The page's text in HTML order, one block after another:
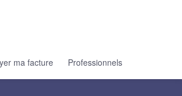
ma facture Professionnels